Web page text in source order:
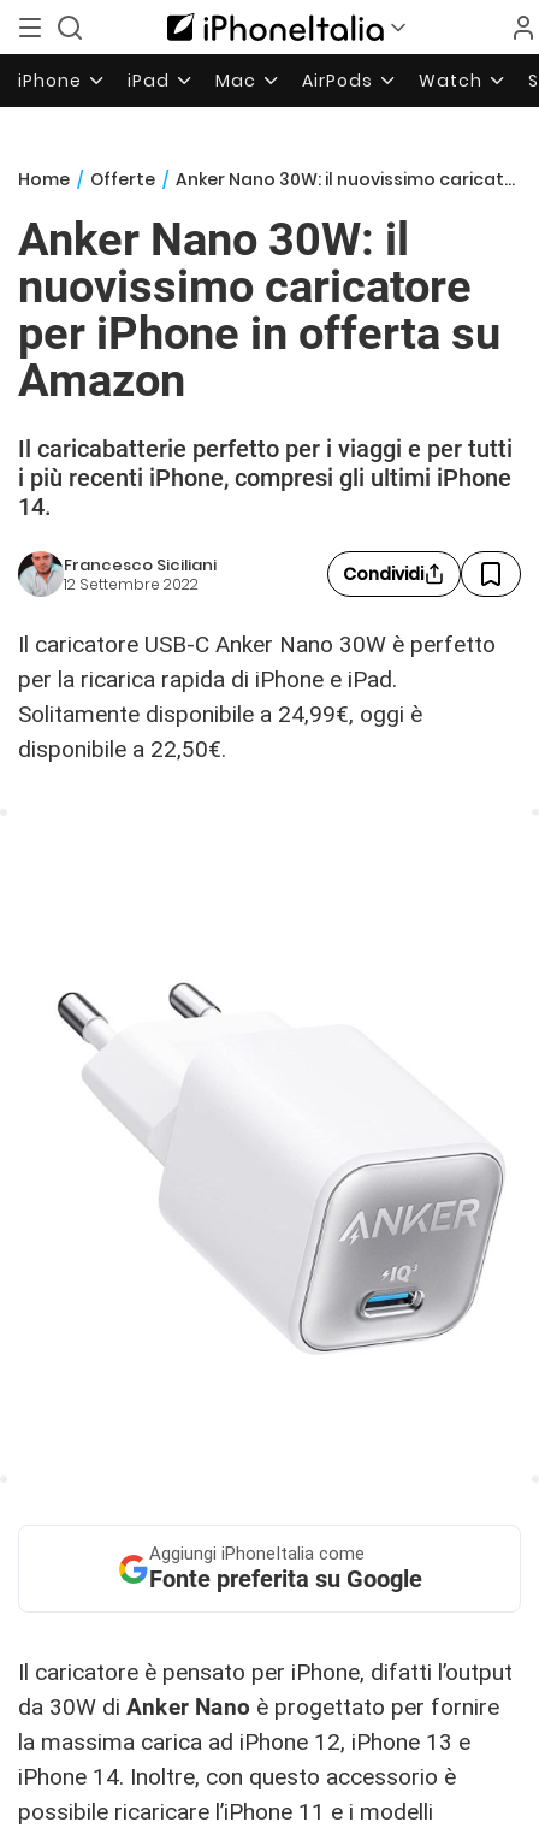
iPhone iPad Mac AirPods Watch
Home / Offerte / Anker Nano 30W: il nuovissimo caricatore per iPhone in offerta su Amazon
Anker Nano 30W: il
nuovissimo caricatore
per iPhone in offerta su
Amazon
Il caricabatterie perfetto per i viaggi e per tutti
i più recenti iPhone, compresi gli ultimi iPhone
14.
Francesco Siciliani
12 Settembre 2022 Condividi
Il caricatore USB-C Anker Nano 30W è perfetto
per la ricarica rapida di iPhone e iPad.
Solitamente disponibile a 24,99€, oggi è
disponibile a 22,50€.
Aggiungi iPhoneItalia come
Fonte preferita su Google
Il caricatore è pensato per iPhone, difatti l’output
da 30W di Anker Nano è progettato per fornire
la massima carica ad iPhone 12, iPhone 13 e
iPhone 14. Inoltre, con questo accessorio è
possibile ricaricare l’iPhone 11 e i modelli